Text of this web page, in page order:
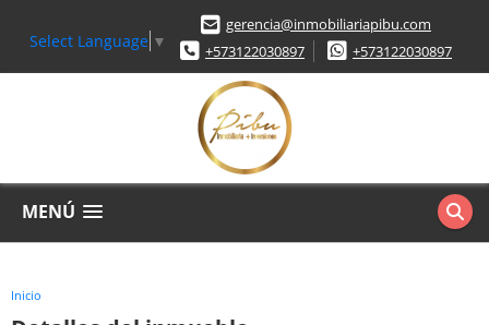
Select Language ▼
gerencia@inmobiliariapibu.com
+573122030897
+573122030897
MENÚ
Inicio